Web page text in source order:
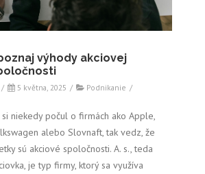
výhody akciovej
/ 5 května, 2025 / Podnikanie /
si niekedy počul o firmách ako Apple,
alebo Slovnaft, tak vedz, že
sú akciové spoločnosti. A. s., teda
je typ firmy, ktorý sa využíva